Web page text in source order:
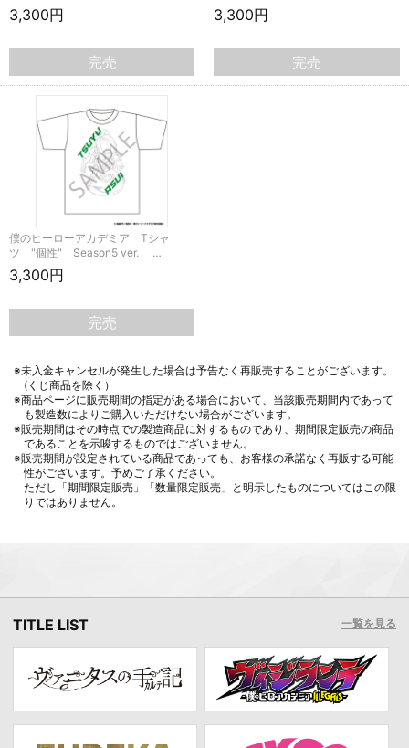
3,300円
完売
3,300円
完売
僕のヒーローアカデミア Tシャ
ツ "個性" Season5 ver. …
3,300円
完売
※未入金キャンセルが発生した場合は予告なく再販売することがございます。
(くじ商品を除く）
※商品ページに販売期間の指定がある場合において、当該販売期間内であって
も製造数によりご購入いただけない場合がございます。
※販売期間はその時点での製造商品に対するものであり、期間限定販売の商品
であることを示唆するものではございません。
※販売期間が設定されている商品であっても、お客様の承諾なく再販する可能
性がございます。予めご了承ください。
ただし「期間限定販売」「数量限定販売」と明示したものについてはこの限
りではありません。
TITLE LIST 一覧を見る